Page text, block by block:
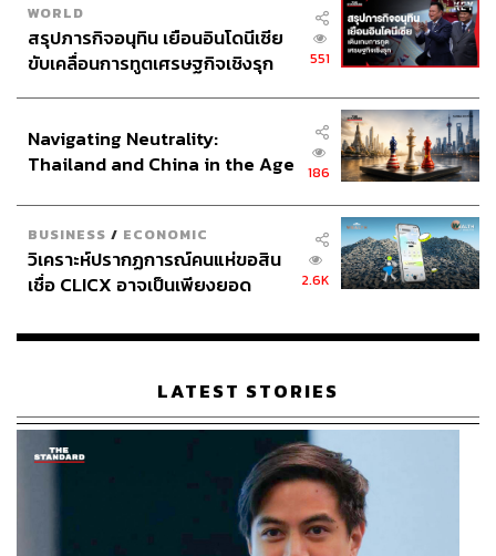
อีกหนึ่งหัวใจสำคัญของการพิทชิง นั่นคือการกระทำที่จะ
ตั้งไว้ว่าจะเกิดขึ้นหลังจากการพิทชิงสำเร็จ หรือหมายถึงสิ่งที่
คุณอยากให้คนฟังทำต่อหลังจากฟังคุณพิทชิงเสร็จแล้ว โดย
Next Action ที่ดีจะต้องเป็นแบบโดมิโนเอฟเฟกต์ คือแม้ว่ากา
รพิทชิงครั้งนั้นจะยังไม่สามารถไปถึง ultimate goal แต่
action ที่เกิดขึ้นหลังจากนั้นล้วนมีผลที่นำไปสู่ ultimate goal ที่
WORLD
สรุปภารกิจอนุทิน เยือนอินโดนีเซีย
ขับเคลื่อนการทูตเศรษฐกิจเชิงรุก
551
Navigating Neutrality:
Thailand and China in the Age
186
BUSINESS / ECONOMIC
วิเคราะห์ปรากฏการณ์คนแห่ขอสิน
เชื่อ CLICX อาจเป็นเพียงยอด
เรือนไทยที่ถูกซุกไว้
2.6K
LATEST STORIES